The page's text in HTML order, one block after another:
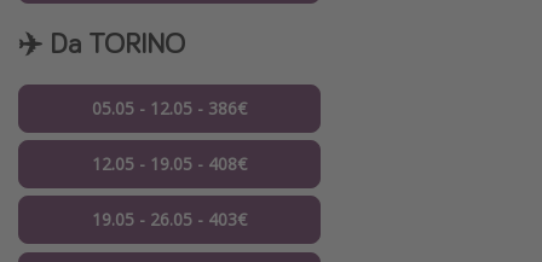
✈️ Da TORINO
05.05 - 12.05 - 386€
12.05 - 19.05 - 408€
19.05 - 26.05 - 403€